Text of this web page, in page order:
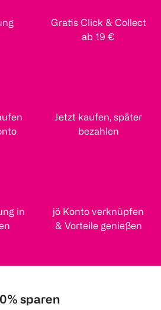
Gratis Click & Collect
ab 19 €
Jetzt kaufen, später
bezahlen
in
jö Konto verknüpfen
& Vorteile genießen
sparen